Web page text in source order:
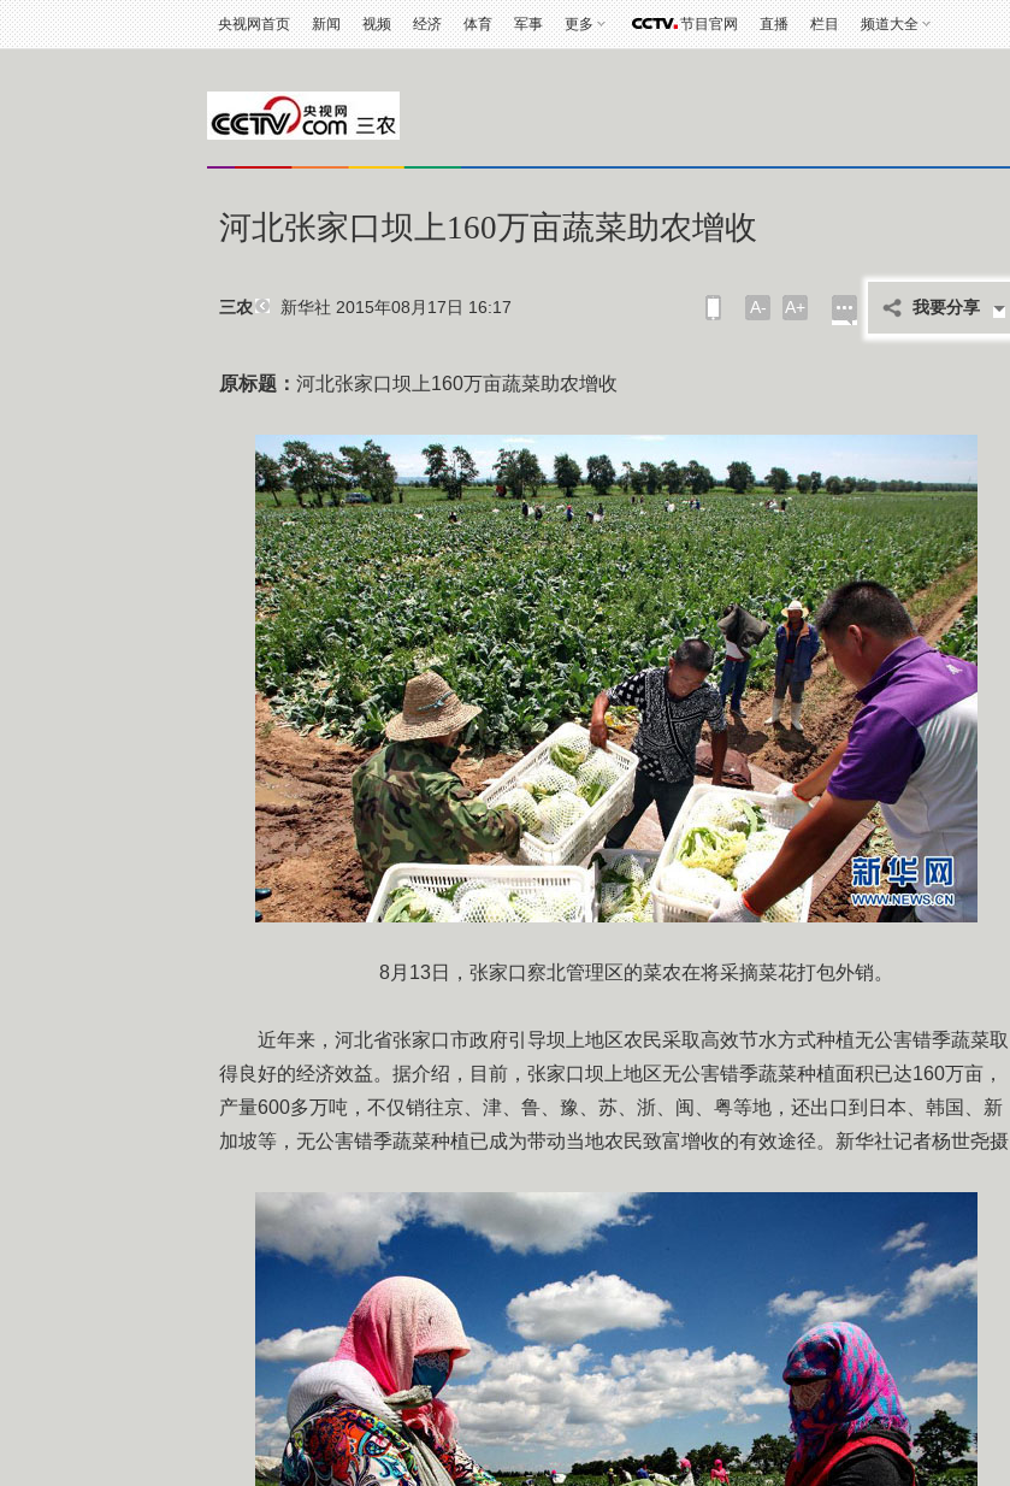
央视网首页 新闻 视频 经济 体育 军事 更多 节目官网 直播 栏目 频道大全
河北张家口坝上160万亩蔬菜助农增收
三农 新华社 2015年08月17日 16:17 A- A+ 我要分享
原标题： 河北张家口坝上160万亩蔬菜助农增收
8月13日，张家口察北管理区的菜农在将采摘菜花打包外销。
近年来，河北省张家口市政府引导坝上地区农民采取高效节水方式种植无公害错季蔬菜取
得良好的经济效益。据介绍，目前，张家口坝上地区无公害错季蔬菜种植面积已达160万亩，
产量600多万吨，不仅销往京、津、鲁、豫、苏、浙、闽、粤等地，还出口到日本、韩国、新
加坡等，无公害错季蔬菜种植已成为带动当地农民致富增收的有效途径。新华社记者杨世尧摄